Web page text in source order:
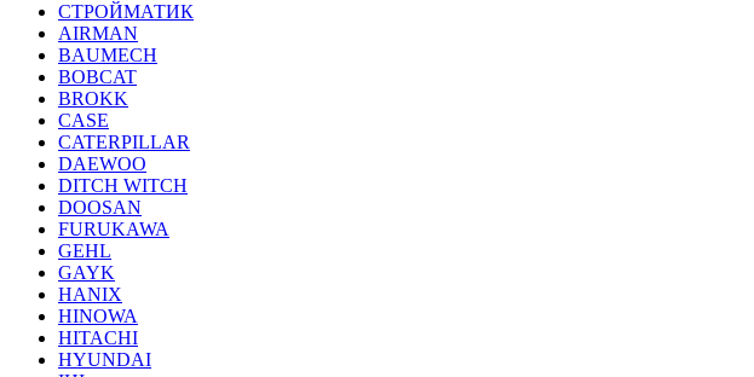
СТРОЙМАТИК
AIRMAN
BAUMECH
BOBCAT
BROKK
CASE
CATERPILLAR
DAEWOO
DITCH WITCH
DOOSAN
FURUKAWA
GEHL
GAYK
HANIX
HINOWA
HITACHI
HYUNDAI